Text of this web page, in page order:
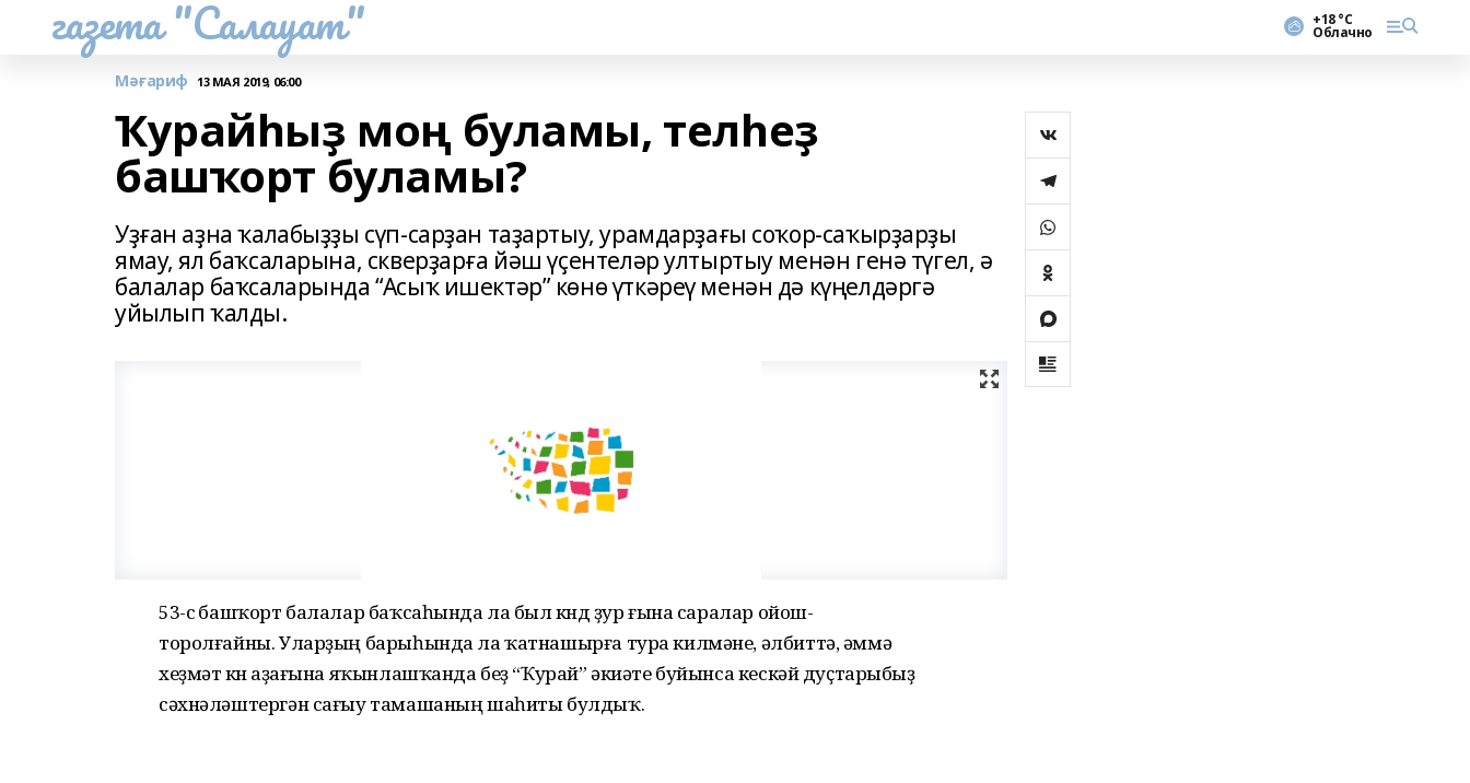
газета "Салауат" +18 °С
Облачно
Мәғариф 13 МАЯ 2019, 06:00
Ҡурайһыҙ моң буламы, телһеҙ
башҡорт буламы?
Уҙған аҙна ҡалабыҙҙы сүп-сарҙан таҙартыу, урамдарҙағы соҡор-саҡырҙарҙы
ямау, ял баҡсаларына, скверҙарға йәш үҫентеләр ултыртыу менән генә түгел, ә
балалар баҡсаларында “Асыҡ ишектәр” көнө үткәреү менән дә күңелдәргә
уйылып ҡалды.
53-сө башҡорт балалар баҡсаһында ла был көндө ҙур ғына саралар ойош-
торолғайны. Уларҙың барыһында ла ҡатнашырға тура килмәне, әлбиттә, әммә
хеҙмәт көнө аҙағына яҡынлашҡанда беҙ “Ҡурай” әкиәте буйынса кескәй дуҫтарыбыҙ
сәхнәләштергән сағыу тамашаның шаһиты булдыҡ.